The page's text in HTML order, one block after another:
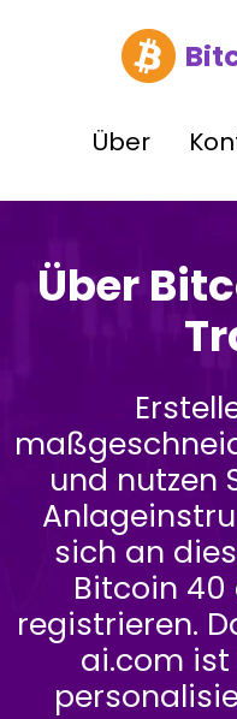
Über
Über
und nutzen
sich an
Bitcoin 40
registrieren.
ai.com ist